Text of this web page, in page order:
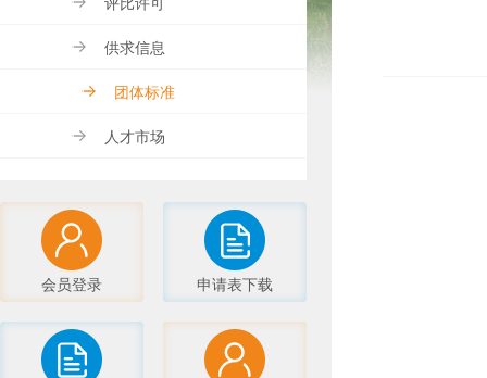
供求信息
团体标准
人才市场
会员登录 申请表下载